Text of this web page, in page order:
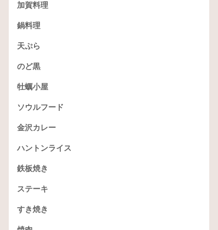
加賀料理
鍋料理
天ぷら
のど黒
牡蠣小屋
ソウルフード
金沢カレー
ハントンライス
鉄板焼き
ステーキ
すき焼き